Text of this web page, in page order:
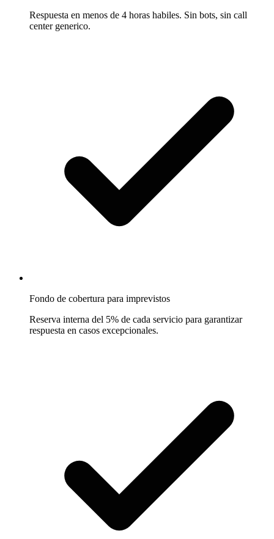
Respuesta en menos de 4 horas habiles. Sin bots, sin call
center generico.
Fondo de cobertura para imprevistos
Reserva interna del 5% de cada servicio para garantizar
respuesta en casos excepcionales.